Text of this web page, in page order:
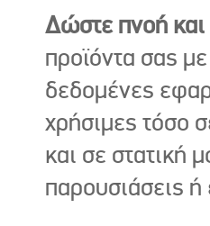
Δώστε πνοή
προϊόντα σας με
δεδομένες
χρήσιμες τόσο
και σε στατική
παρουσιάσεις ή